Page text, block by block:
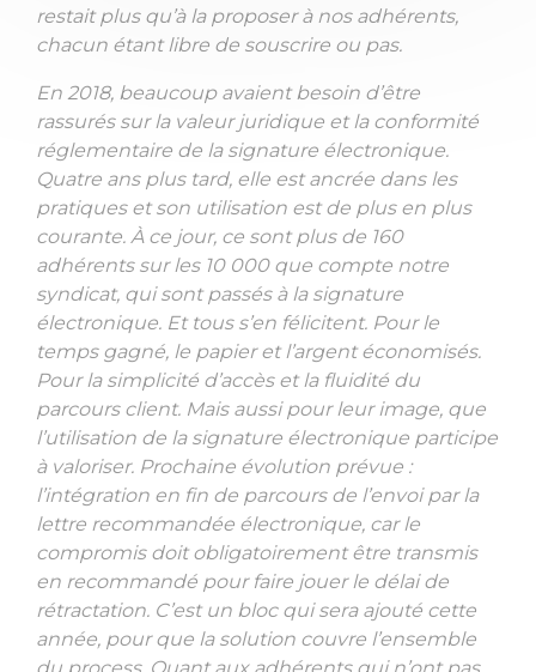
restait plus qu’à la proposer à nos adhérents,
chacun étant libre de souscrire ou pas.
En 2018, beaucoup avaient besoin d’être
rassurés sur la valeur juridique et la conformité
réglementaire de la signature électronique.
Quatre ans plus tard, elle est ancrée dans les
pratiques et son utilisation est de plus en plus
courante. À ce jour, ce sont plus de 160
adhérents sur les 10 000 que compte notre
syndicat, qui sont passés à la signature
électronique. Et tous s’en félicitent. Pour le
temps gagné, le papier et l’argent économisés.
Pour la simplicité d’accès et la fluidité du
parcours client. Mais aussi pour leur image, que
l’utilisation de la signature électronique participe
à valoriser. Prochaine évolution prévue :
l’intégration en fin de parcours de l’envoi par la
lettre recommandée électronique, car le
compromis doit obligatoirement être transmis
en recommandé pour faire jouer le délai de
rétractation. C’est un bloc qui sera ajouté cette
année, pour que la solution couvre l’ensemble